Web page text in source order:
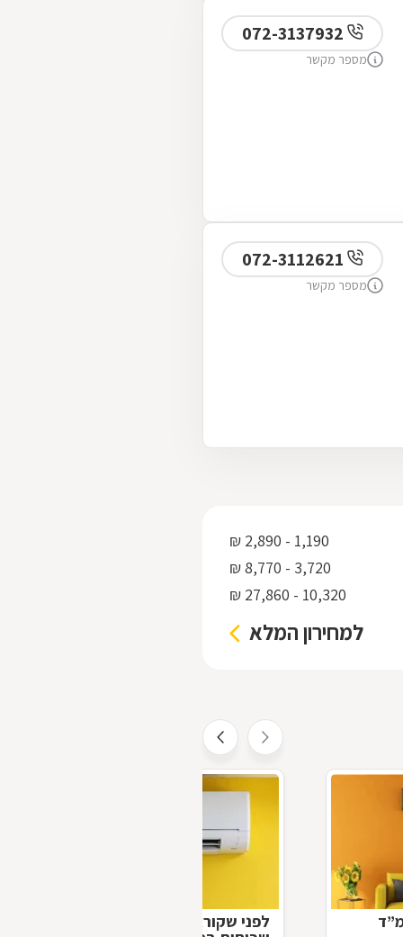
מספר מקשר
מספר מקשר
1,190 - 2,890 ₪
3,720 - 8,770 ₪
10,320 - 27,860 ₪
למחירון המלא
לפני שקוראים לטכנאי: תקלות